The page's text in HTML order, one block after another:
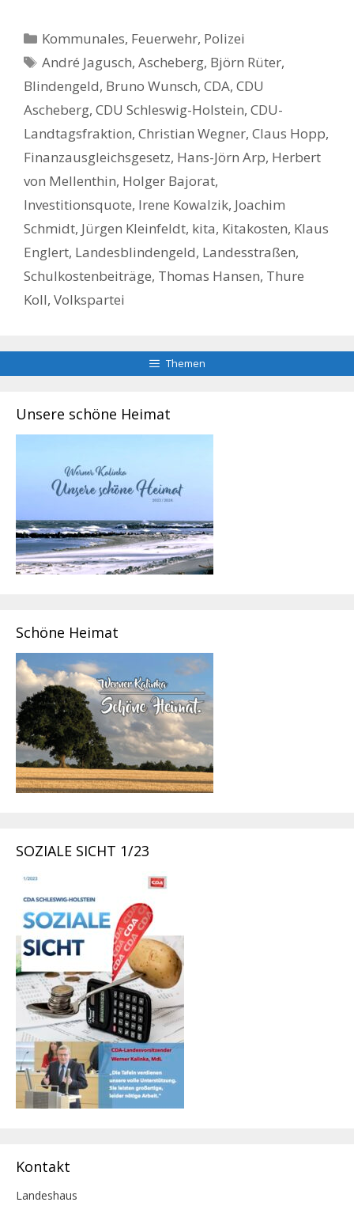
Kategorien
Kommunales, Feuerwehr, Polizei
Schlagwörter
André Jagusch,Ascheberg, Björn Rüter,
Blindengeld, Bruno Wunsch, CDA, CDU
Ascheberg, CDU Schleswig-Holstein, CDU-
Landtagsfraktion, Christian Wegner, Claus Hopp,
Finanzausgleichsgesetz, Hans-Jörn Arp, Herbert
von Mellenthin, Holger Bajorat,
Investitionsquote, Irene Kowalzik, Joachim
Schmidt, Jürgen Kleinfeldt, kita, Kitakosten, Klaus
Englert, Landesblindengeld, Landesstraßen,
Schulkostenbeiträge, Thomas Hansen, Thure
Koll, Volkspartei
Themen
Unsere schöne Heimat
Schöne Heimat
SOZIALE SICHT 1/23
Kontakt
Landeshaus